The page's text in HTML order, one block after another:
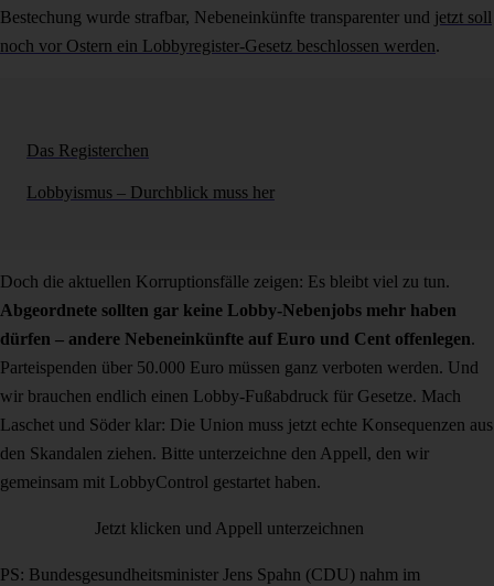
Bestechung wurde strafbar, Nebeneinkünfte transparenter und jetzt soll
noch vor Ostern ein Lobbyregister-Gesetz beschlossen werden.
Das Registerchen
Lobbyismus – Durchblick muss her
Doch die aktuellen Korruptionsfälle zeigen: Es bleibt viel zu tun.
Abgeordnete sollten gar keine Lobby-Nebenjobs mehr haben
dürfen – andere Nebeneinkünfte auf Euro und Cent offenlegen.
Parteispenden über 50.000 Euro müssen ganz verboten werden. Und
wir brauchen endlich einen Lobby-Fußabdruck für Gesetze. Mach
Laschet und Söder klar: Die Union muss jetzt echte Konsequenzen aus
den Skandalen ziehen. Bitte unterzeichne den Appell, den wir
gemeinsam mit LobbyControl gestartet haben.
Jetzt klicken und Appell unterzeichnen
PS: Bundesgesundheitsminister Jens Spahn (CDU) nahm im